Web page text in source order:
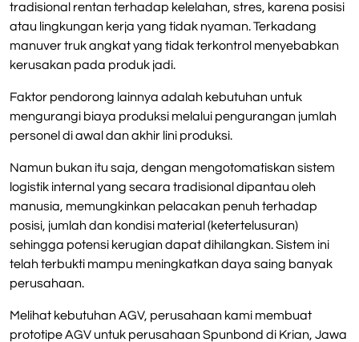
tradisional rentan terhadap kelelahan, stres, karena posisi
atau lingkungan kerja yang tidak nyaman. Terkadang
manuver truk angkat yang tidak terkontrol menyebabkan
kerusakan pada produk jadi.
Faktor pendorong lainnya adalah kebutuhan untuk
mengurangi biaya produksi melalui pengurangan jumlah
personel di awal dan akhir lini produksi.
Namun bukan itu saja, dengan mengotomatiskan sistem
logistik internal yang secara tradisional dipantau oleh
manusia, memungkinkan pelacakan penuh terhadap
posisi, jumlah dan kondisi material (ketertelusuran)
sehingga potensi kerugian dapat dihilangkan. Sistem ini
telah terbukti mampu meningkatkan daya saing banyak
perusahaan.
Melihat kebutuhan AGV, perusahaan kami membuat
prototipe AGV untuk perusahaan Spunbond di Krian, Jawa